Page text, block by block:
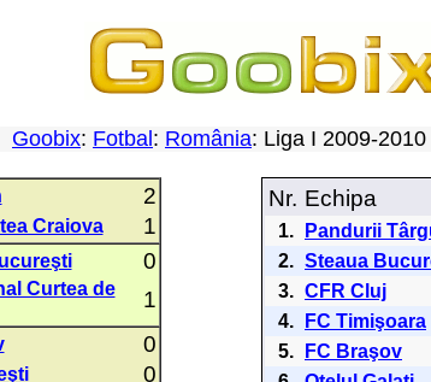
Goobix: Fotbal : România: Liga I 2009-
2
Craiova 1
0
Curtea de
1
0
0
Nr. Echipa
1. Pandurii
2. Steaua
3. CFR Cluj
4.
FC Timişoara
5.
FC Braşov